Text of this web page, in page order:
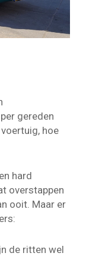
per gereden
hoe
hard
overstappen
ooit. Maar er
de ritten wel